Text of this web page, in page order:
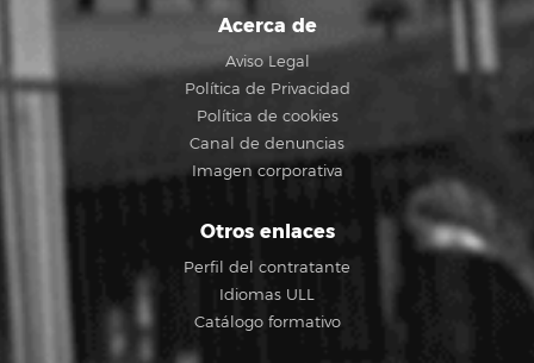
Acerca de
Aviso Legal
Política de Privacidad
Política de cookies
Canal de denuncias
Imagen corporativa
Otros enlaces
Perfil del contratante
Idiomas ULL
Catálogo formativo